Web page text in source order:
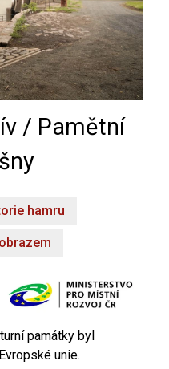
/ Pamětní
hamru
památky byl
unie.